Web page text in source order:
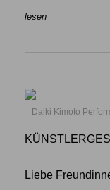
lesen
Daiki Kimoto
Liebe